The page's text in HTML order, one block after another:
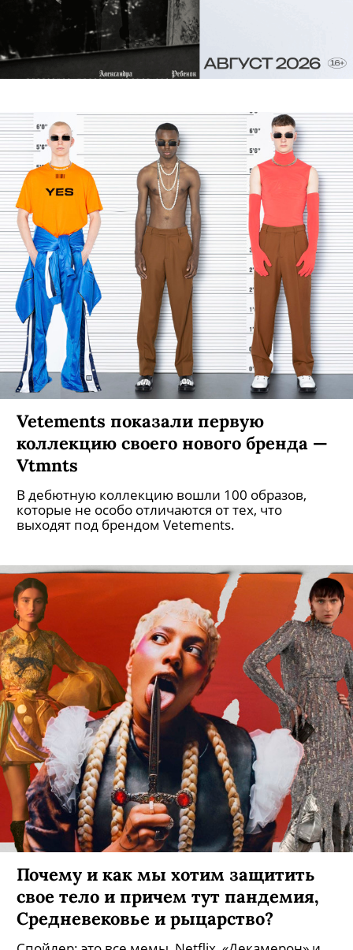
Bottega Veneta, Versace и Jil Sander
со скидками: гид по распродажам
Петербурга, которые действуют до
конца июля
Для тех, кто ждал самого правильного момента,
чтобы обновить летний гардероб.
Vetements показали первую
коллекцию своего нового бренда —
Vtmnts